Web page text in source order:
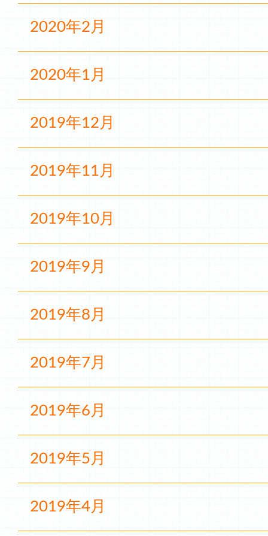
2020年2月
2020年1月
2019年12月
2019年11月
2019年10月
2019年9月
2019年8月
2019年7月
2019年6月
2019年5月
2019年4月